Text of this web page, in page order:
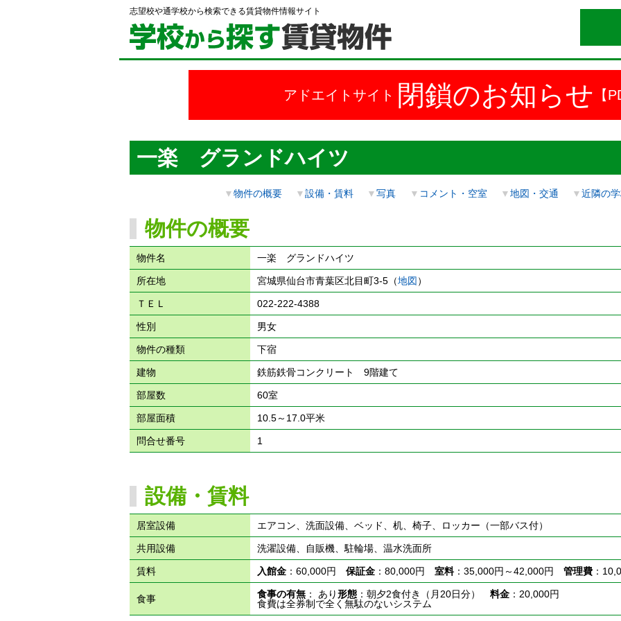
志望校や通学校から検索できる賃貸物件情報サイト
アドエイトサイト 閉鎖のお知らせ 【
一楽 グランドハイツ
▼物件の概要 ▼設備・賃料 ▼写真 ▼ コメント・空室 ▼地図・交通 ▼近隣の
物件の概要
物件名 一楽 グランドハイツ
所在地 宮城県仙台市青葉区北目町3-5（地図）
ＴＥＬ 022-222-4388
性別 男女
物件の種類 下宿
建物 鉄筋鉄骨コンクリート 9階建て
部屋数 60室
部屋面積 10.5～17.0平米
問合せ番号 1
設備・賃料
居室設備 エアコン、洗面設備、ベッド、机、椅子、ロッカー（一部バス付）
共用設備 洗濯設備、自販機、駐輪場、温水洗面所
賃料 入館金：60,000円 保証金：80,000円 室料：35,000円～42,000円 管理費：
食事 食事の有無： あり形態：朝夕2食付き（月20日分） 料金：20,000円
食費は全券制で全く無駄のないシステム